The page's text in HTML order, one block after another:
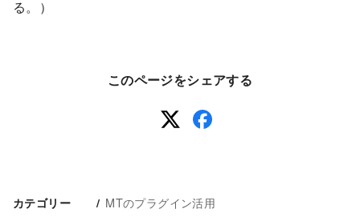
る。）
このページをシェアする
カテゴリー MTのプラグイン活用